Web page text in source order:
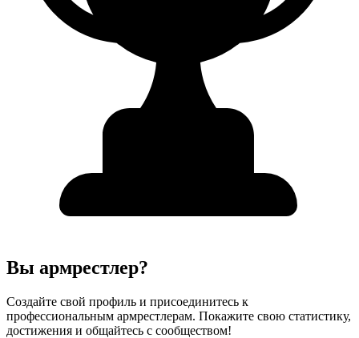
Вы армрестлер?
Создайте свой профиль и присоединитесь к
профессиональным армрестлерам. Покажите свою статистику,
достижения и общайтесь с сообществом!